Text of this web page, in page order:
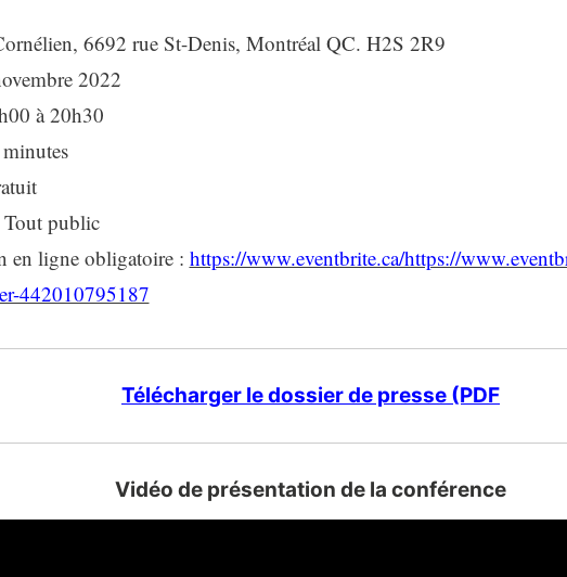
6692 rue St-Denis, Montréal QC. H2S 2R9
2022
à 20h30
public
en ligne obligatoire : https://www.eventbrite.ca/https://
442010795187
Télécharger le dossier de presse (PDF
Vidéo de présentation de la conférence